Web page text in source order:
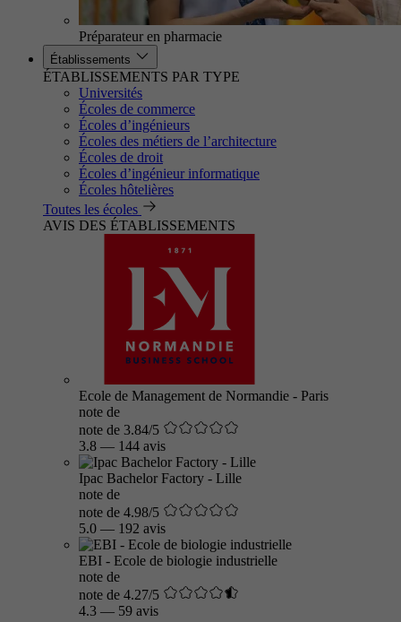
Préparateur en pharmacie
Établissements
ÉTABLISSEMENTS PAR TYPE
Universités
Écoles de commerce
Écoles d’ingénieurs
Écoles des métiers de l’architecture
Écoles de droit
Écoles d’ingénieur informatique
Écoles hôtelières
Toutes les écoles
AVIS DES ÉTABLISSEMENTS
Ecole de Management de Normandie - Paris
note de
note de 3.84/5
3.8 — 144 avis
Ipac Bachelor Factory - Lille
note de
note de 4.98/5
5.0 — 192 avis
EBI - Ecole de biologie industrielle
note de
note de 4.27/5
4.3 — 59 avis